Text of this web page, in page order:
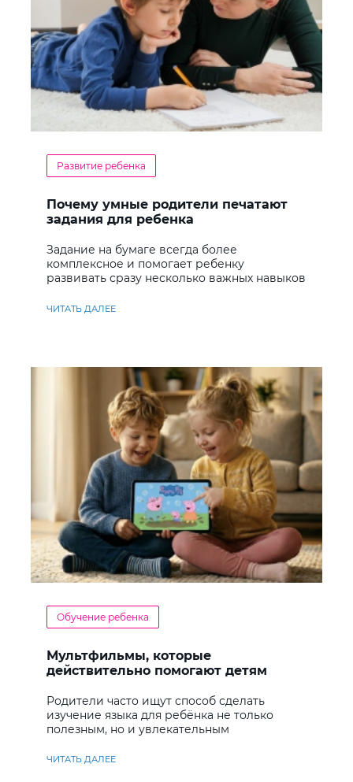
Развитие ребенка
Почему умные родители печатают
задания для ребенка
Задание на бумаге всегда более
комплексное и помогает ребенку
развивать сразу несколько важных навыков
ЧИТАТЬ ДАЛЕЕ
Обучение ребенка
Мультфильмы, которые
действительно помогают детям
Родители часто ищут способ сделать
изучение языка для ребёнка не только
полезным, но и увлекательным
ЧИТАТЬ ДАЛЕЕ